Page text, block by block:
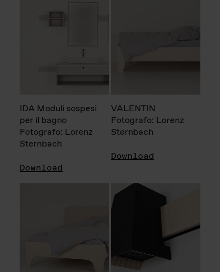
IDA Moduli sospesi
per il bagno
Fotografo: Lorenz
Sternbach
Download
VALENTIN
Fotografo: Lorenz
Sternbach
Download